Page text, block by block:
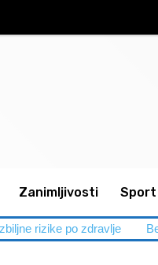
Zanimljivosti Sport
rizike po zdravlje